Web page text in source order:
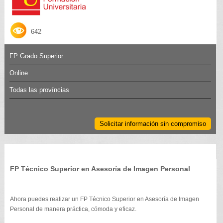
642
FP Grado Superior
Online
Todas las províncias
Solicitar información sin compromiso
FP Técnico Superior en Asesoría de Imagen Personal
Ahora puedes realizar un FP Técnico Superior en Asesoría de Imagen
Personal de manera práctica, cómoda y eficaz.